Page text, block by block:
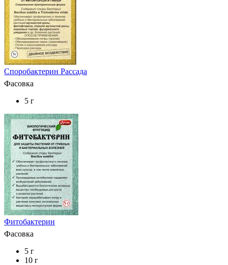
Споробактерин Рассада
Фасовка
5 г
Фитобактерин
Фасовка
5 г
10 г